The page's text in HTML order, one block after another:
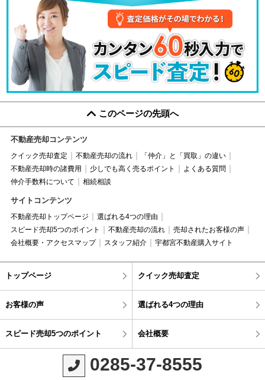
このページの先頭へ
不動産売却コンテンツ
クイック売却査定 不動産売却の流れ
「仲介」と「買取」の違い
不動産売却時の諸費用
少しでも高く売るポイント
よくある質問
仲介手数料について
相続相談
サイトコンテンツ
不動産売却トップページ
選ばれる4つの理由
スピード売却5つのポイント
不動産売却の流れ
売却されたお客様の声
会社概要・アクセスマップ
スタッフ紹介 宇都宮不動産購入サイト
トップページ クイック売却査定
お客様の声 選ばれる4つの理由
スピード売却5つのポイント 会社概要
0285-37-8555